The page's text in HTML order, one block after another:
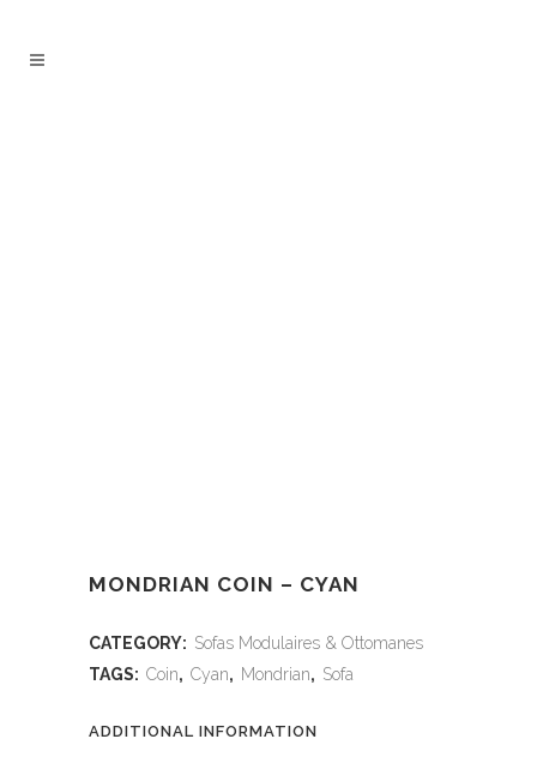
MONDRIAN COIN – CYAN
CATEGORY: Sofas Modulaires & Ottomanes
TAGS: Coin, Cyan, Mondrian, Sofa
ADDITIONAL INFORMATION